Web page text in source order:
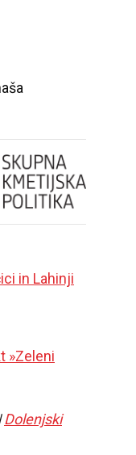
in Lahinji
»Zeleni
Dolenjski